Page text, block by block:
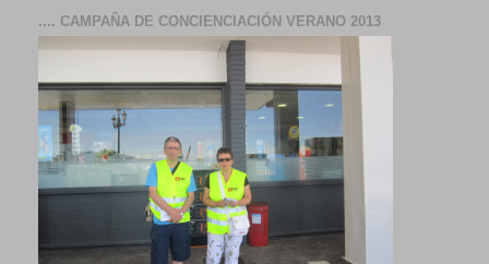
.... CAMPAÑA DE CONCIENCIACIÓN VERANO 2013